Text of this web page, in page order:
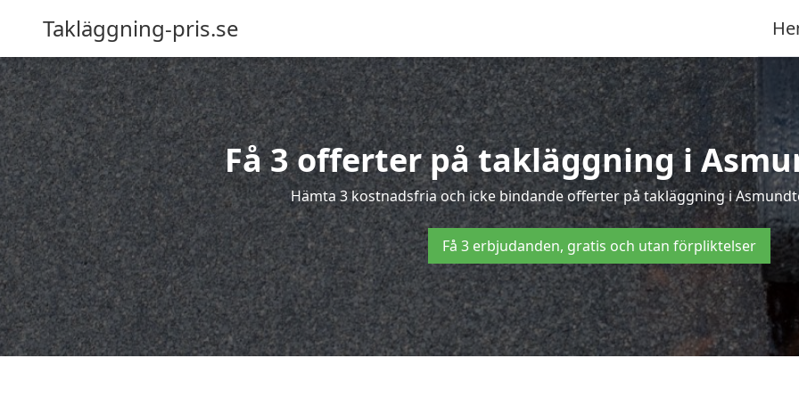
Takläggning-pris.se
Få 3 offerter på takläggning i
Hämta 3 kostnadsfria och icke bindande offerter på takläggning i
Få 3 erbjudanden, gratis och utan förpliktelser